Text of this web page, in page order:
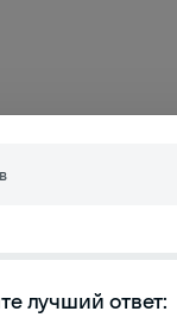
— 54%
лучший ответ: